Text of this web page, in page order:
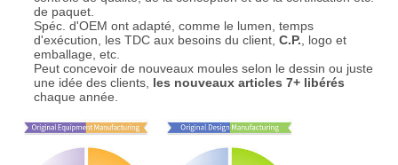
de paquet.
Spéc. d'OEM ont adapté, comme le lumen, temps
d'exécution, les TDC aux besoins du client, C.P. , logo et
emballage, etc.
Peut concevoir de nouveaux moules selon le dessin ou juste
une idée des clients, les nouveaux articles 7+ libérés
chaque année.